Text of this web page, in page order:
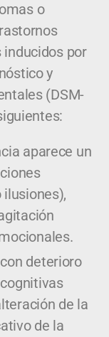
o
por
y
(DSM-
aparece un
deterioro
de la
de la